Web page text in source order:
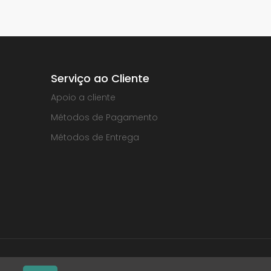
Serviço ao Cliente
Apoio a cliente
Métodos de Pagamento
Métodos de Entrega